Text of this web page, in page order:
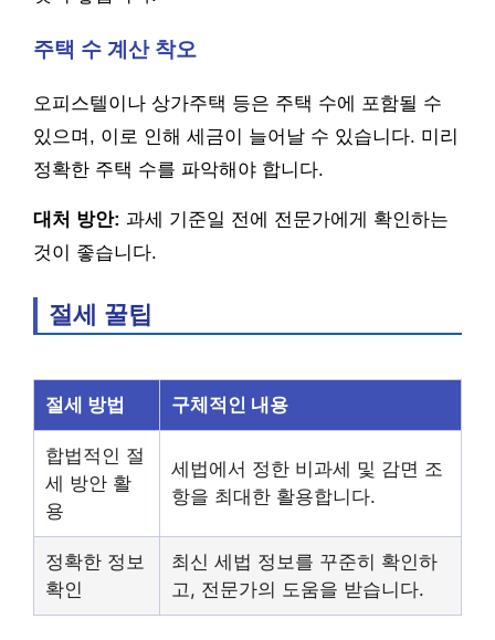
주택 수 계산 착오
오피스텔이나 상가주택 등은 주택 수에 포함될 수
있으며, 이로 인해 세금이 늘어날 수 있습니다. 미리
정확한 주택 수를 파악해야 합니다.
대처 방안: 과세 기준일 전에 전문가에게 확인하는
것이 좋습니다.
절세 꿀팁
절세 방법 구체적인 내용
합법적인 절
세 방안 활
용
세법에서 정한 비과세 및 감면 조
항을 최대한 활용합니다.
정확한 정보
확인
최신 세법 정보를 꾸준히 확인하
고, 전문가의 도움을 받습니다.